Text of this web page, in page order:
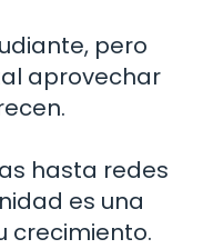
pero
aprovechar
hasta redes
es una
crecimiento.